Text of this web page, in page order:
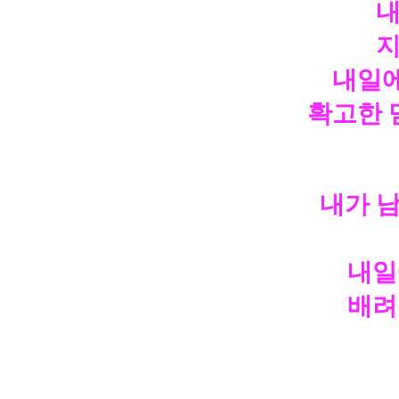
내일
확고한
내가
내
배